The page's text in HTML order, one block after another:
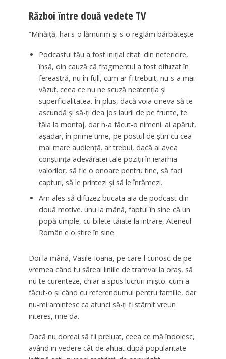
Război între două vedete TV
”Mihăiță, hai s-o lămurim și s-o reglăm bărbătește
Podcastul tău a fost inițial citat. din nefericire,
însă, din cauză că fragmentul a fost difuzat în
fereastră, nu în full, cum ar fi trebuit, nu s-a mai
văzut. ceea ce nu ne scuză neatenția și
superficialitatea. În plus, dacă voia cineva să te
ascundă și să-ți dea jos laurii de pe frunte, te
tăia la montaj, dar n-a făcut-o nimeni. ai apărut,
așadar, în prime time, pe postul de știri cu cea
mai mare audiență. ar trebui, dacă ai avea
conștiința adevăratei tale poziții în ierarhia
valorilor, să fie o onoare pentru tine, să faci
capturi, să le printezi și să le înrămezi.
Am ales să difuzez bucata aia de podcast din
două motive. unu la mână, faptul în sine că un
popă umple, cu bilete tăiate la intrare, Ateneul
Român e o știre în sine.
Doi la mână, Vasile Ioana, pe care-l cunosc de pe
vremea când tu săreai liniile de tramvai la oraș, să
nu te curenteze, chiar a spus lucruri mișto. cum a
făcut-o și când cu referendumul pentru familie, dar
nu-mi amintesc ca atunci să-ți fi stârnit vreun
interes, mie da.
Dacă nu doreai să fii preluat, ceea ce mă îndoiesc,
având in vedere cât de ahtiat după popularitate